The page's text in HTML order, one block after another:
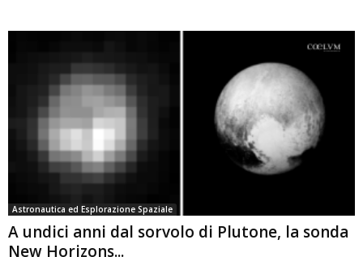
Astronautica ed Esplorazione Spaziale
A undici anni dal sorvolo di Plutone, la sonda
New Horizons...